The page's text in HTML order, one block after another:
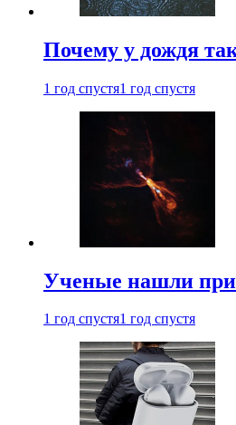
Почему у дождя
1 год спустя1 год спустя
Ученые нашли
1 год спустя1 год спустя